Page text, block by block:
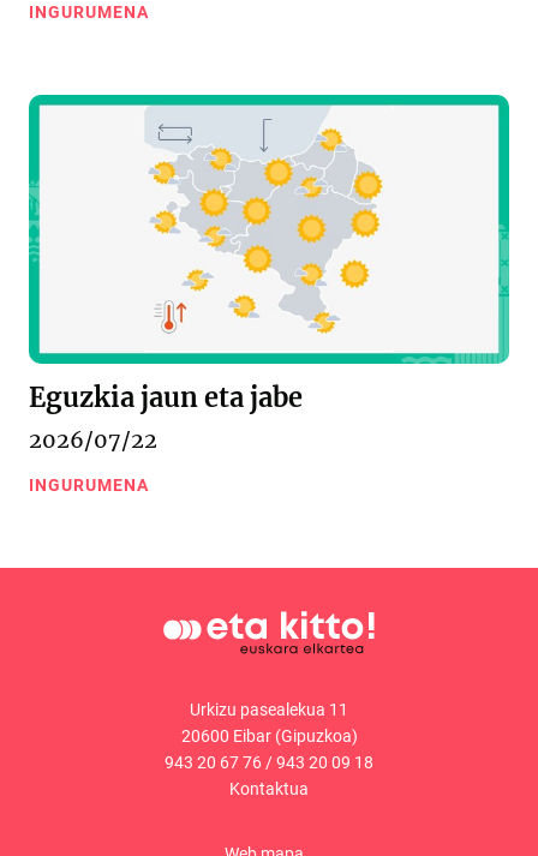
INGURUMENA
Eguzkia jaun eta jabe
2026/07/22
INGURUMENA
Urkizu pasealekua 11
20600 Eibar (Gipuzkoa)
943 20 67 76 /943 20 09 18
Kontaktua